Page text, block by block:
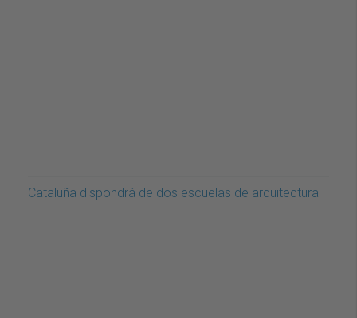
Cataluña dispondrá de dos escuelas de arquitectura